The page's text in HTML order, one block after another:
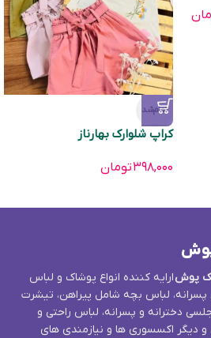
تمام‌شد
کراپ شلوارک بهارناز
۳۹۸,۰۰۰تومان
پوشارایه کننده انواع پوشاک و لباس
پسرانه، لباس بچه شامل پیراهن، تیشرت
دخترانه و پسرانه، لباس راحتی و
دیگر اکسسوری ها و نیازمندی های